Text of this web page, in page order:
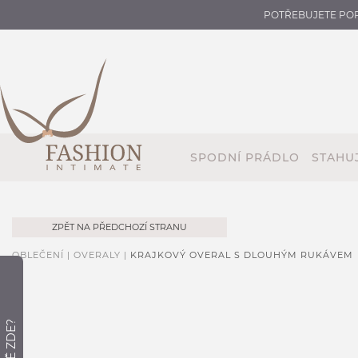
POTŘEBUJETE
SPODNÍ PRÁDLO
ZPĚT NA PŘEDCHOZÍ STRANU
OBLEČENÍ | OVERALY | KRAJKOVÝ OVERAL S DLOUHÝM RUKÁVEM